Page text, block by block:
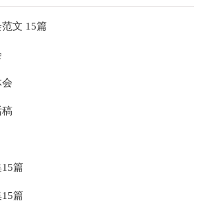
文 15篇
稿
篇
篇